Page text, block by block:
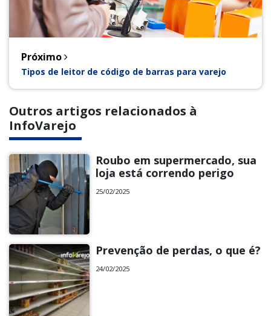
Próximo
Tipos de leitor de código de barras para varejo
Outros artigos relacionados à
InfoVarejo
Roubo em supermercado, sua
loja está correndo perigo
25/02/2025
Prevenção de perdas, o que é?
24/02/2025